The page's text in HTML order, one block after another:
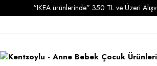
“IKEA ürünlerinde” 350 TL ve Üzeri